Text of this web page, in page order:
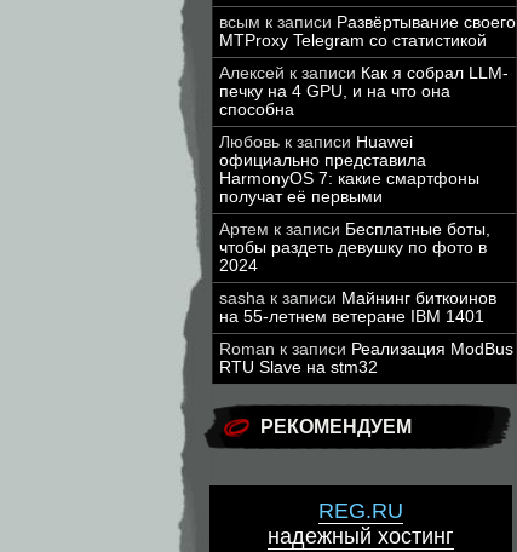
всым к записи Развёртывание своего
MTProxy Telegram со статистикой
Алексей к записи Как я собрал LLM-
печку на 4 GPU, и на что она
способна
Любовь к записи Huawei
официально представила
HarmonyOS 7: какие смартфоны
получат её первыми
Артем к записи Бесплатные боты,
чтобы раздеть девушку по фото в
2024
sasha к записи Майнинг биткоинов
на 55-летнем ветеране IBM 1401
Roman к записи Реализация ModBus
RTU Slave на stm32
РЕКОМЕНДУЕМ
REG.RU
надежный хостинг